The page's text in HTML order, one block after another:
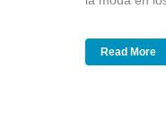
Read More